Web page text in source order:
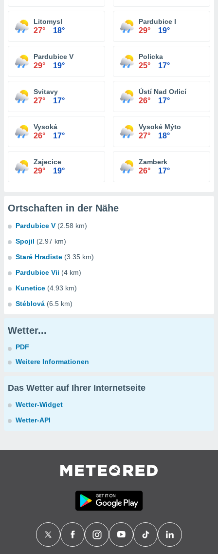
Litomysl
27° 18°
Pardubice I
29° 19°
Pardubice V
29° 19°
Policka
25° 17°
Svitavy
27° 17°
Ústí Nad Orlicí
26° 17°
Vysoká
26° 17°
Vysoké Mýto
27° 18°
Zajecice
29° 19°
Zamberk
26° 17°
Ortschaften in der Nähe
Pardubice V (2.58 km)
Spojil (2.97 km)
Staré Hradiste (3.35 km)
Pardubice Vii (4 km)
Kunetice (4.93 km)
Stéblová (6.5 km)
Wetter...
PDF
Weitere Informationen
Das Wetter auf Ihrer Internetseite
Wetter-Widget
Wetter-API